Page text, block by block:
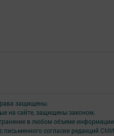
защищены.
на сайте, защищены законом.
в любом объеме информации,
согласия редакций СМИ.